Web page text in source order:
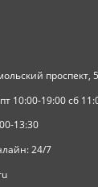
проспект,
10:00-19:00 сб
13:30
24/7